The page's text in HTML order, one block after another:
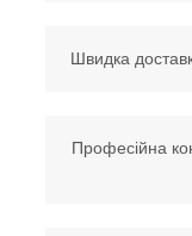
Швидка
Професійна